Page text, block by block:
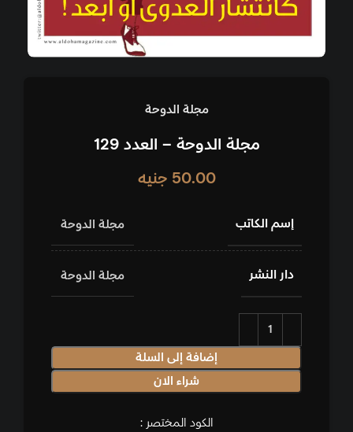
مجلة الدوحة
مجلة الدوحة – العدد 129
50.00 جنيه
إسم الكاتب مجلة الدوحة
دار النشر مجلة الدوحة
إضافة إلى السلة
شراء الان
الكود المختصر :